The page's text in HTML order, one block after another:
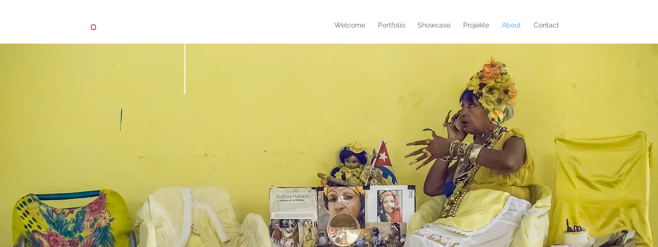
o Welcome Portfolio Showcase Projekte About Contact